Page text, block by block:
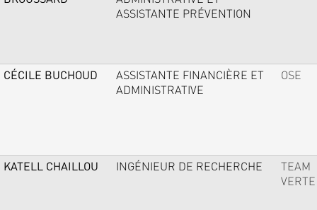
ASSISTANTE PRÉVENTION
CÉCILE BUCHOUD
ASSISTANTE FINANCIÈRE ET
ADMINISTRATIVE
OSE
KATELL CHAILLOU INGÉNIEUR DE RECHERCHE
TEAM
VERTE